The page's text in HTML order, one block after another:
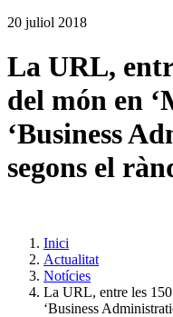
20 juliol 2018
La URL,
del món en
‘Business
segons el
Inici
Actualitat
Notícies
La URL, entre les
‘Business